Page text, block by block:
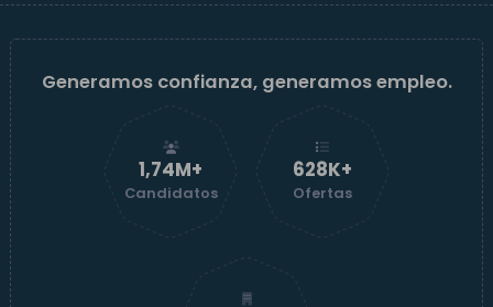
Generamos confianza, generamos empleo.
1,74M+
Candidatos
629K+
Ofertas